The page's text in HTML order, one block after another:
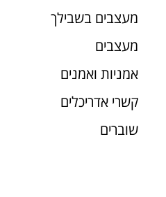
מעצבים בשבילך
מעצבים
אמניות ואמנים
קשרי אדריכלים
שוברים